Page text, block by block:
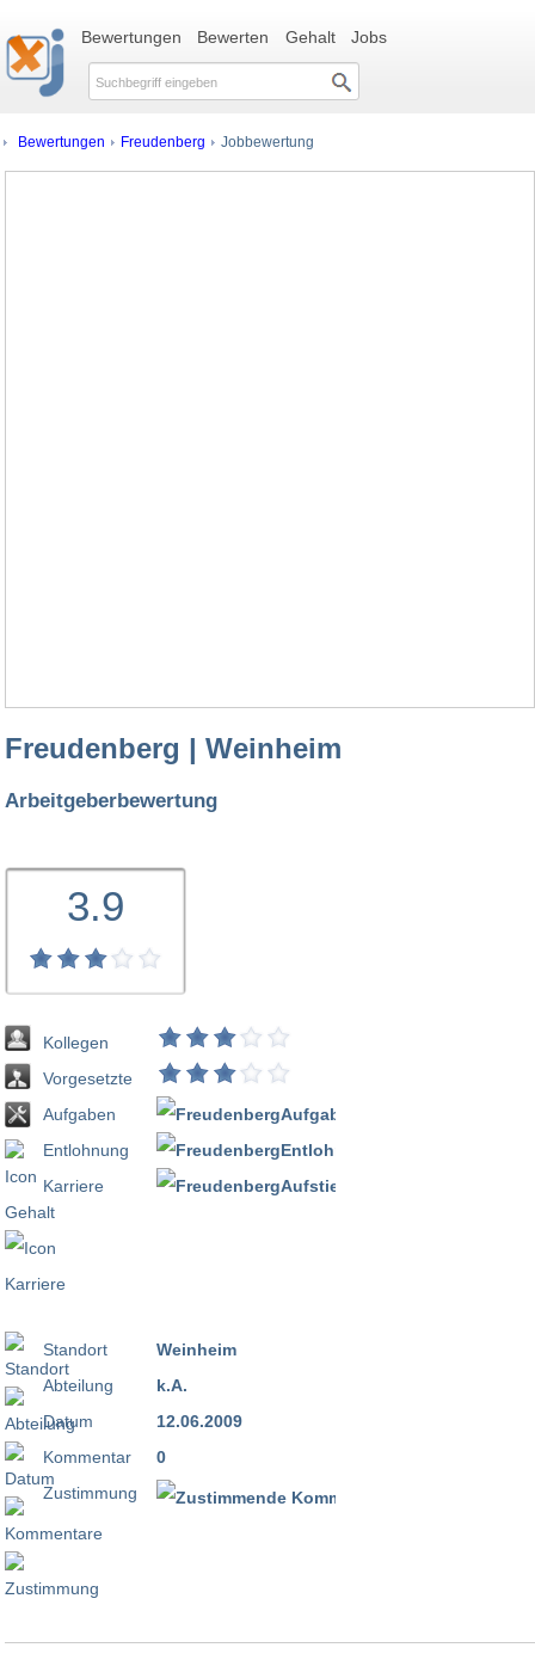
Bewertungen Bewerten Gehalt Jobs
Bewertungen Freudenberg Jobbewertung
Freudenberg | Weinheim
Arbeitgeberbewertung
3.9
Kollegen
Vorgesetzte
Aufgaben
Entlohnung
Karriere
Standort
Abteilung
Datum
Kommentar
Zustimmung
Weinheim
k.A.
12.06.2009
0